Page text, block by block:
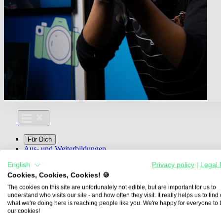
Für Dich
Aus- und Weiterbildungen
Media For You
Über Uns
Übersicht
English Privacy policy
Legal
Cookies, Cookies, Cookies! 🍪
The cookies on this site are unfortunately not edible, but are important for us to
understand who visits our site - and how often they visit. It really helps us to find
what we're doing here is reaching people like you. We're happy for everyone to
our cookies!